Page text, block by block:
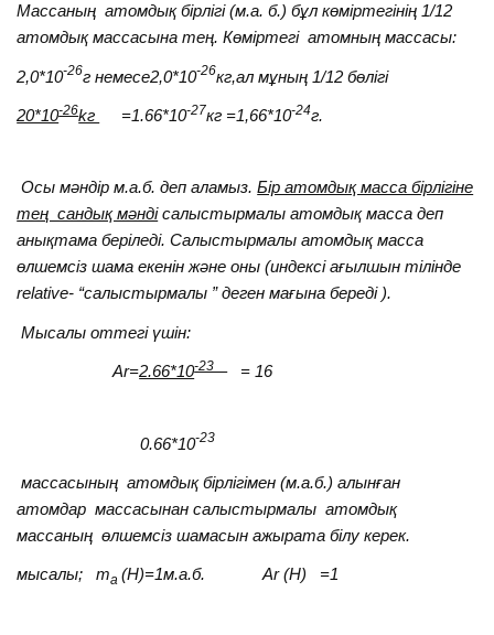
Массаның атомдық бірлігі (м.а. б.) бұл көміртегінің 1/12
атомдық массасына тең. Көміртегі атомның массасы:
2,0*10-26г немесе2,0*10-26кг,ал мұның 1/12 бөлігі
20*10-26kг =1.66*10-27кг =1,66*10-24г.
Осы мәндір м.а.б. деп аламыз.Бір атомдық масса бірлігіне
тең сандық мәндісалыстырмалы атомдық масса деп
анықтама беріледі. Салыстырмалы атомдық масса
өлшемсіз шама екенін және оны (индексі ағылшын тілінде
relative- “салыстырмалы ” деген мағына береді ).
Мысалы оттегі үшін:
Ar=2.66*10-23 = 16
0.66*10-23
массасының атомдық бірлігімен (м.а.б.) алынған
атомдар массасынан салыстырмалы атомдық
массаның өлшемсіз шамасын ажырата білу керек.
мысалы; mа(H)=1м.а.б. Аr (H) =1